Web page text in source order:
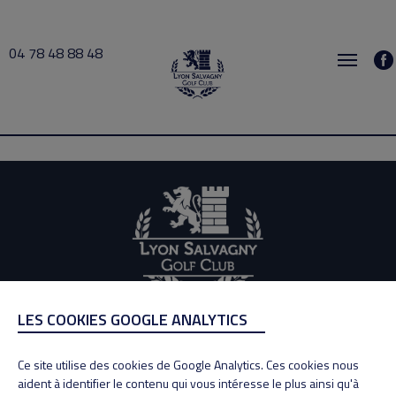
04 78 48 88 48
Domi 2026-06-02 16:30 → 2026-06-02 17:00
ADRESSE
69890 La Tour de Salvagny
Tél : 04 78 48 88 48
LES COOKIES GOOGLE ANALYTICS
Ce site utilise des cookies de Google Analytics. Ces cookies nous
aident à identifier le contenu qui vous intéresse le plus ainsi qu'à